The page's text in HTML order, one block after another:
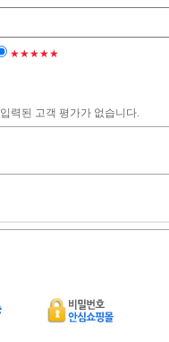
★★★★★
입력된 고객 평가가 없습니다.